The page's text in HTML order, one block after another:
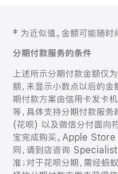
页
页
脚
注
‡ 为近似值。金额可能随时
分期付款服务的条件
上述所示分期付款金额仅
额，未显示小数点以后的金
期付款方案由信用卡发卡
等，具体支持分期付款服
(花呗) 以及微信分付面向
宝完成购买。Apple
同，请到店咨询
准；对于花呗分期，需经蚂